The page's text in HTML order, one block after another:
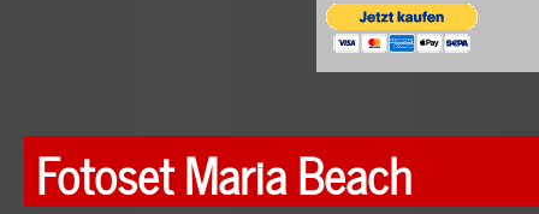
Fotoset Maria Beach